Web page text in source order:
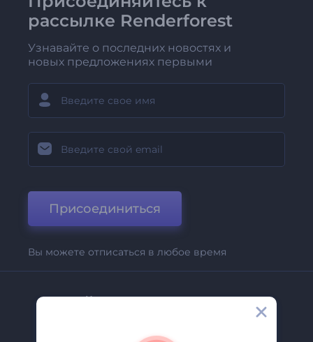
рассылке Renderforest
Узнавайте о последних новостях и
новых предложениях первыми
Присоединиться
Вы можете отписаться в любое время
Компания